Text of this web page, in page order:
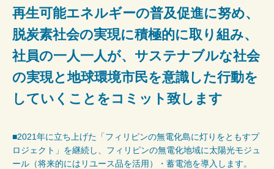
再生可能エネルギーの普及促進に努め、
脱炭素社会の実現に積極的に取り組み、
社員の一人一人が、サステナブルな社会
の実現と地球環境市民を意識した行動を
していくことをコミット致します
■2021年に立ち上げた「フィリピンの無電化島に灯りをともすプ
ロジェクト」を継続し、フィリピンの無電化地域に太陽光モジュ
ール（将来的にはリユース品を活用）・蓄電池を導入します。